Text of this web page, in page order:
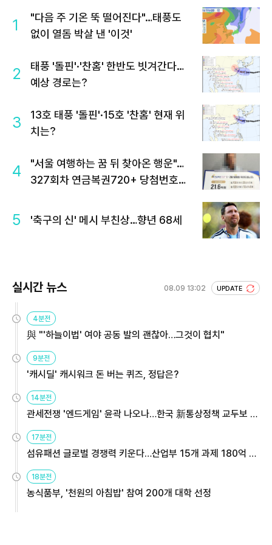
1
"다음 주 기온 뚝 떨어진다"…태풍도
없이 열돔 박살 낸 '이것'
2
태풍 '돌핀'·'찬홈' 한반도 빗겨간다…
예상 경로는?
3
13호 태풍 '돌핀'·15호 '찬홈' 현재 위
치는?
4
"서울 여행하는 꿈 뒤 찾아온 행운"…
327회차 연금복권720+ 당첨번호조
5 '축구의 신' 메시 부친상…향년 68세
실시간 뉴스 08.09 13:02 UPDATE
4분전
與 "'하늘이법' 여야 공동 발의 괜찮아…그것이 협치"
9분전
'캐시딜' 캐시워크 돈 버는 퀴즈, 정답은?
14분전
관세전쟁 '엔드게임' 윤곽 나오나…한국 新통상정책 교두보 활
17분전
섬유패션 글로벌 경쟁력 키운다…산업부 15개 과제 180억 지
18분전
농식품부, '천원의 아침밥' 참여 200개 대학 선정